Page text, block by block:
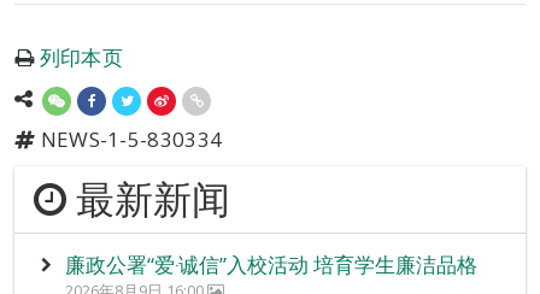
列印本页
NEWS-1-5-830334
最新新闻
廉政公署“爱‧诚信”入校活动 培育学生廉洁品格